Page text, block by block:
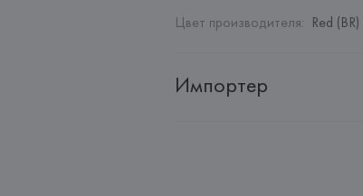
Цвет производителя: Red (BR)
Импортер